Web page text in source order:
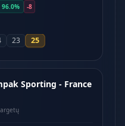
96.0%
-8
23 25
Sporting - France